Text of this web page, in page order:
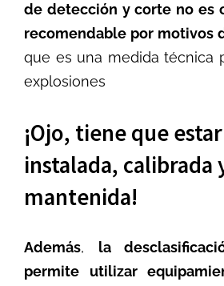
de detección y corte no es
recomendable por motivos
que es una medida técnica
explosiones
¡Ojo, tiene que
instalada, calibrada
mantenida!
Además, la
permite utilizar